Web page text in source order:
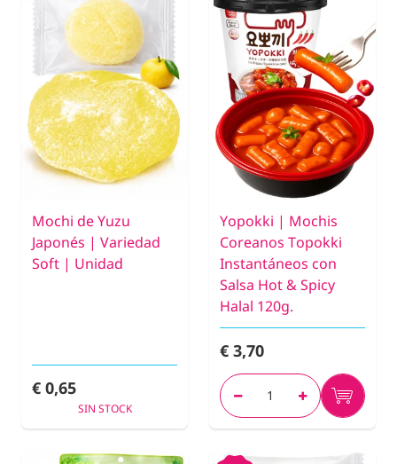
Mochi de Yuzu
Japonés | Variedad
Soft | Unidad
€ 0,65
SIN STOCK
Yopokki | Mochis
Coreanos Topokki
Instantáneos con
Salsa Hot & Spicy
Halal 120g.
€ 3,70